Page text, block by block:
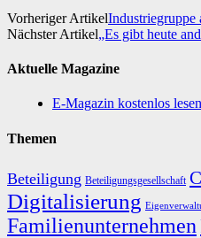
Vorheriger ArtikelIndustriegruppe
Nächster Artikel„Es gibt heute
Aktuelle Magazine
E-Magazin kostenlos
Themen
Beteiligung Beteiligungsgesellschaft
Digitalisierung
Familienunternehmen